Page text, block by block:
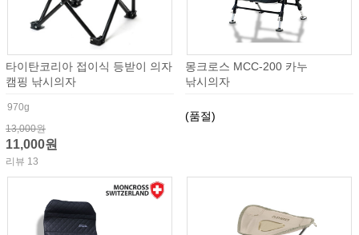
타이탄코리아 접이식 등받이 의자
캠핑 낚시의자
970g
13,000원
11,000원
리뷰 13
몽크로스 MCC-200 카누
낚시의자
(품절)